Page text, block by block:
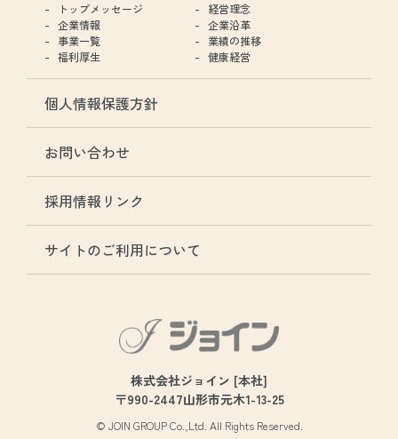
トップメッセージ
経営理念
企業情報
企業沿革
事業一覧
業績の推移
福利厚生
健康経営
個人情報保護方針
お問い合わせ
採用情報リンク
サイトのご利用について
株式会社ジョイン [本社]
〒990-2447山形市元木1-13-25
© JOIN GROUP Co.,Ltd. All Rights Reserved.